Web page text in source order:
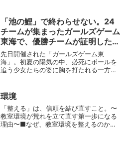
価の過酷さと数字の呪い 同時進行という
地獄：堀裕嗣さん...
「池の鯉」で終わらせない。24
チームが集まったガールズゲーム
東海で、優勝チームが証明した
「子供が主役」の真髄。
先日開催された「ガールズゲーム東
海」。初夏の陽気の中、必死にボールを
追う少女たちの姿に胸を打たれる一方
した。今日は、一保護者の独り言とし
て、しかし、これからの子供たちの...
環境
「整える」は、信頼を結び直すこと。〜
教室環境が荒れを立て直す第一歩になる
理由〜■なぜ、教室環境を整えるのか？